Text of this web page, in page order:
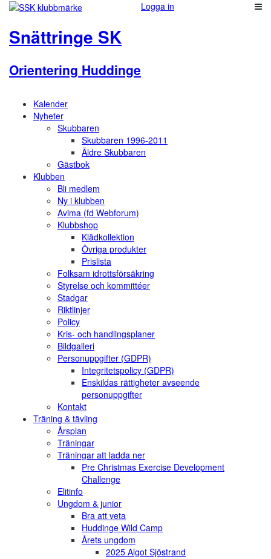
Logga in
Snättringe SK
Orientering Huddinge
Kalender
Nyheter
Skubbaren
Skubbaren 1996-2011
Äldre Skubbaren
Gästbok
Klubben
Bli medlem
Ny i klubben
Avima (fd Webforum)
Klubbshop
Klädkollektion
Övriga produkter
Prislista
Folksam idrottsförsäkring
Styrelse och kommittéer
Stadgar
Riktlinjer
Policy
Kris- och handlingsplaner
Bildgalleri
Personuppgifter (GDPR)
Integritetspolicy (GDPR)
Enskildas rättigheter avseende
personuppgifter
Kontakt
Träning & tävling
Årsplan
Träningar
Träningar att ladda ner
Pre Christmas Exercise Development
Challenge
Elitinfo
Ungdom & junior
Bra att veta
Huddinge Wild Camp
Årets ungdom
2025 Algot Sjöstrand